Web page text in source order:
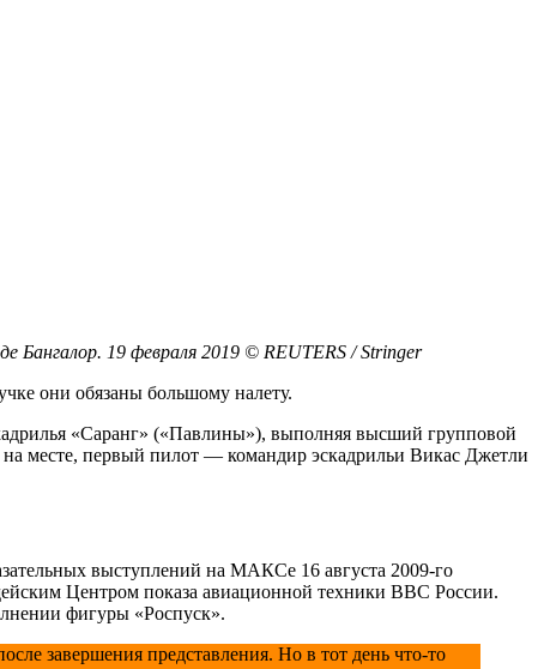
Бангалор. 19 февраля 2019 © REUTERS / Stringer
они обязаны большому налету.
«Саранг» («Павлины»), выполняя высший групповой
месте, первый пилот — командир эскадрильи Викас Джетли
выступлений на МАКСе 16 августа 2009-го
Центром показа авиационной техники ВВС России.
фигуры «Роспуск».
завершения представления. Но в тот день что-то